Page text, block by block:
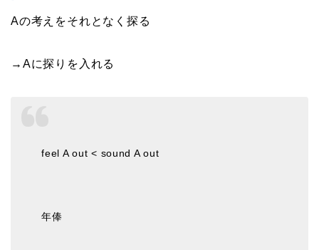
Aの考えをそれとなく探る
→Aに探りを入れる
feel A out < sound A out
年俸